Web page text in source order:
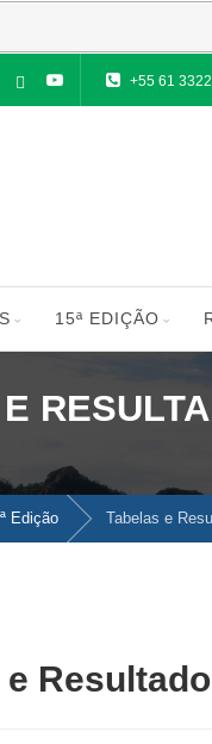
+55 61
15ª EDIÇÃO
Edição Tabelas e
e